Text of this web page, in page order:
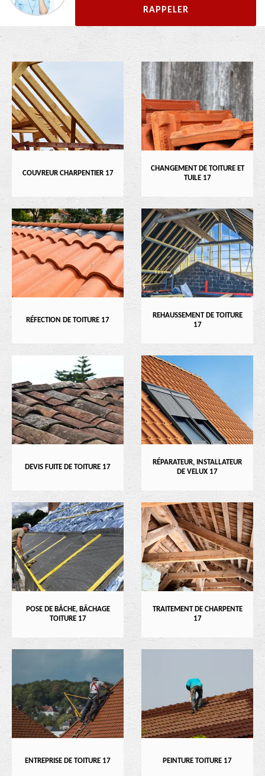
COUVREUR CHARPENTIER 17
CHANGEMENT DE TOITURE ET
TUILE 17
RÉFECTION DE TOITURE 17
REHAUSSEMENT DE TOITURE
17
DEVIS FUITE DE TOITURE 17
RÉPARATEUR, INSTALLATEUR
DE VELUX 17
POSE DE BÂCHE, BÂCHAGE
TOITURE 17
TRAITEMENT DE CHARPENTE
17
ENTREPRISE DE TOITURE 17 PEINTURE TOITURE 17